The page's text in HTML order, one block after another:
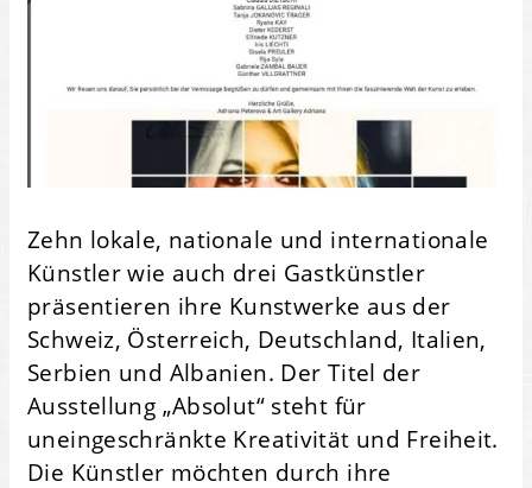
Zehn lokale, nationale und internationale
Künstler wie auch drei Gastkünstler
präsentieren ihre Kunstwerke aus der
Schweiz, Österreich, Deutschland, Italien,
Serbien und Albanien. Der Titel der
Ausstellung „Absolut“ steht für
uneingeschränkte Kreativität und Freiheit.
Die Künstler möchten durch ihre